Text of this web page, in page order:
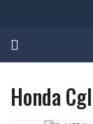
Honda